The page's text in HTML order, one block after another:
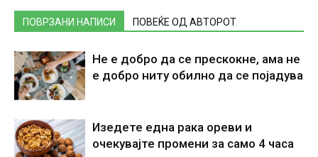
ПОВРЗАНИ НАПИСИ ПОВЕЌЕ ОД АВТОРОТ
Не е добро да се прескокне, ама не
е добро ниту обилно да се појадува
Изедете една рака ореви и
очекувајте промени за само 4 часа